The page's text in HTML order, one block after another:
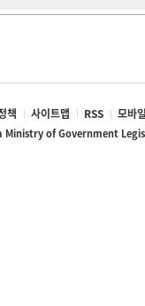
책 사이트맵 RSS 모바
Ministry of Government